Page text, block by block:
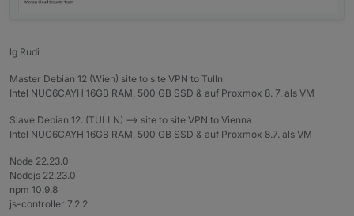
lg Rudi
Master Debian 12 (Wien) site to site VPN to Tulln
Intel NUC6CAYH 16GB RAM, 500 GB SSD & auf Proxmox 8. 7. als VM
Slave Debian 12. (TULLN) --> site to site VPN to Vienna
Intel NUC6CAYH 16GB RAM, 500 GB SSD & auf Proxmox 8.7. als VM
Node 22.23.0
Nodejs 22.23.0
npm 10.9.8
js-controller 7.2.2